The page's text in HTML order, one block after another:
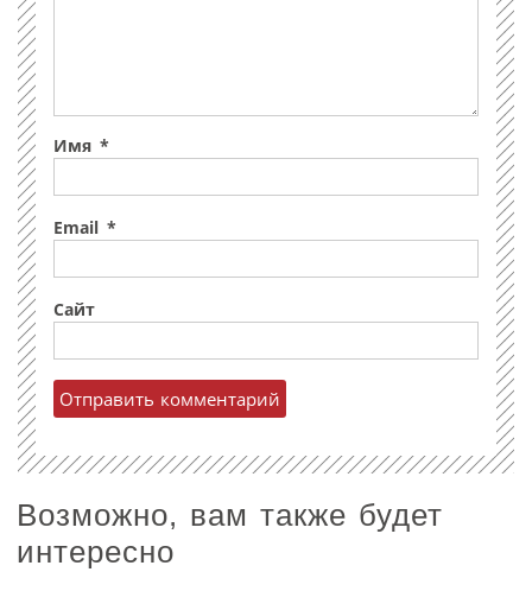
Имя *
Email *
Сайт
Возможно, вам также будет
интересно